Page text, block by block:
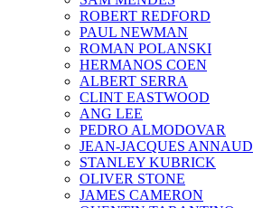
ROBERT REDFORD
PAUL NEWMAN
ROMAN POLANSKI
HERMANOS COEN
ALBERT SERRA
CLINT EASTWOOD
ANG LEE
PEDRO ALMODOVAR
JEAN-JACQUES ANNAUD
STANLEY KUBRICK
OLIVER STONE
JAMES CAMERON